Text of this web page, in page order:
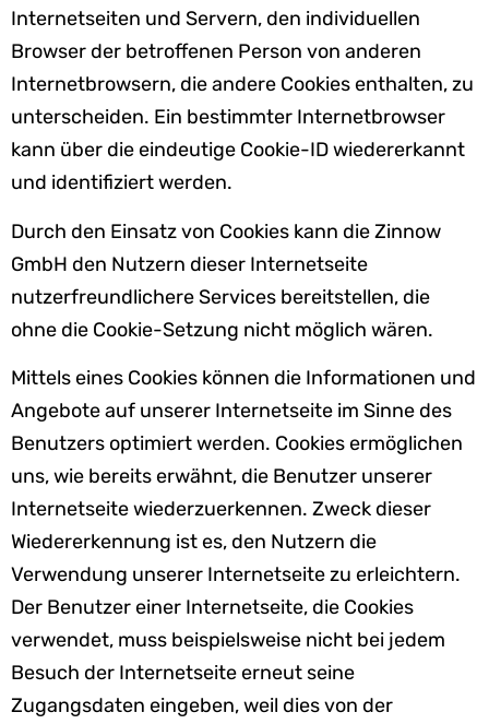
Internetseiten und Servern, den individuellen
Browser der betroffenen Person von anderen
Internetbrowsern, die andere Cookies enthalten, zu
unterscheiden. Ein bestimmter Internetbrowser
kann über die eindeutige Cookie-ID wiedererkannt
und identifiziert werden.
Durch den Einsatz von Cookies kann die Zinnow
GmbH den Nutzern dieser Internetseite
nutzerfreundlichere Services bereitstellen, die
ohne die Cookie-Setzung nicht möglich wären.
Mittels eines Cookies können die Informationen und
Angebote auf unserer Internetseite im Sinne des
Benutzers optimiert werden. Cookies ermöglichen
uns, wie bereits erwähnt, die Benutzer unserer
Internetseite wiederzuerkennen. Zweck dieser
Wiedererkennung ist es, den Nutzern die
Verwendung unserer Internetseite zu erleichtern.
Der Benutzer einer Internetseite, die Cookies
verwendet, muss beispielsweise nicht bei jedem
Besuch der Internetseite erneut seine
Zugangsdaten eingeben, weil dies von der